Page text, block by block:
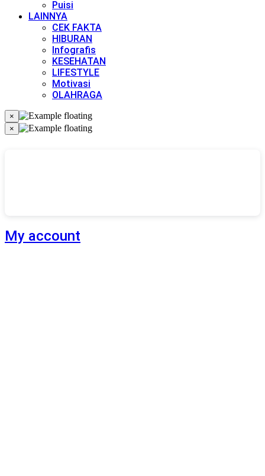
Puisi
LAINNYA
CEK FAKTA
HIBURAN
Infografis
KESEHATAN
LIFESTYLE
Motivasi
OLAHRAGA
×
×
My account